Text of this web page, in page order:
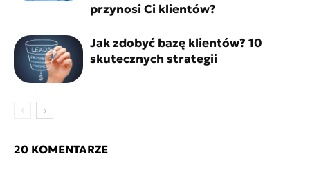
przynosi Ci klientów?
Jak zdobyć bazę klientów? 10
skutecznych strategii
20 KOMENTARZE